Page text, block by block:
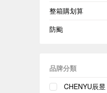
整箱購划算
防颱
品牌分類
CHENYU辰昱